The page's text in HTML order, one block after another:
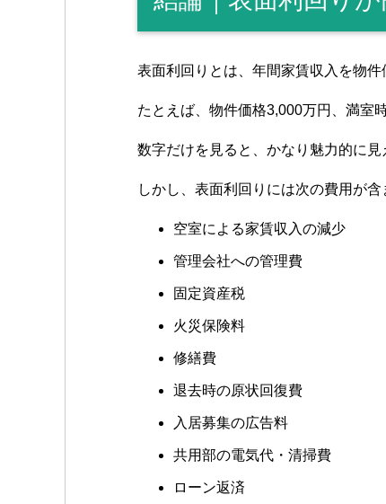
表面利回りとは、年間家賃収入を物件
たとえば、物件価格3,000万円、満室
数字だけを見ると、かなり魅力的に見
しかし、表面利回りには次の費用が含
空室による家賃収入の減少
管理会社への管理費
固定資産税
火災保険料
修繕費
退去時の原状回復費
入居募集の広告料
共用部の電気代・清掃費
ローン返済